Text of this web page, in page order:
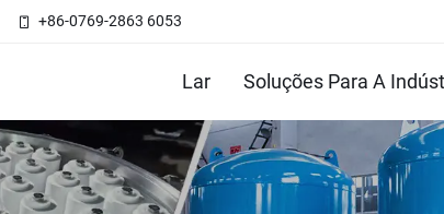
+86-0769-2863 6053
Lar Soluções Para A